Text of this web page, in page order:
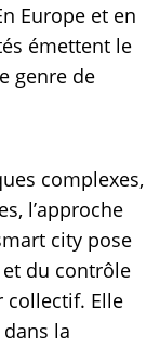
Europe et en
émettent le
genre de
complexes,
l’approche
city pose
du contrôle
collectif. Elle
la